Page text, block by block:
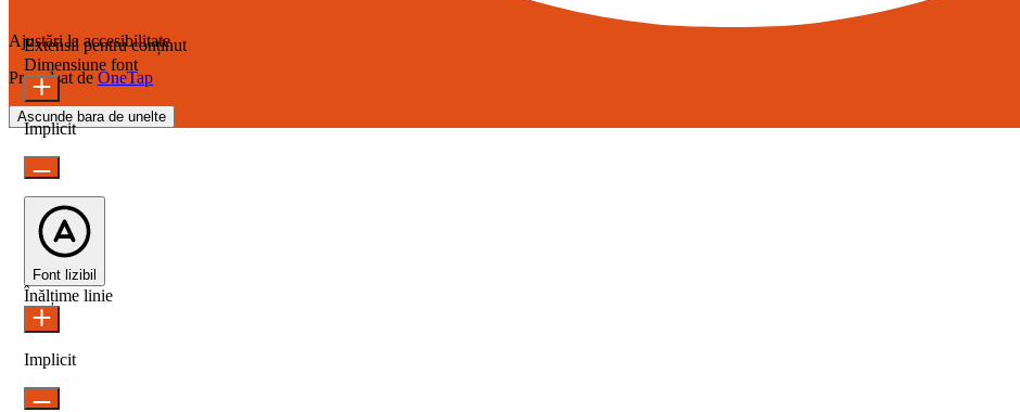
Ajustări la accesibilitate
Propulsat de OneTap
Ascunde bara de unelte
Extensii pentru conținut
Dimensiune font
Implicit
Font lizibil
Înălțime linie
Implicit